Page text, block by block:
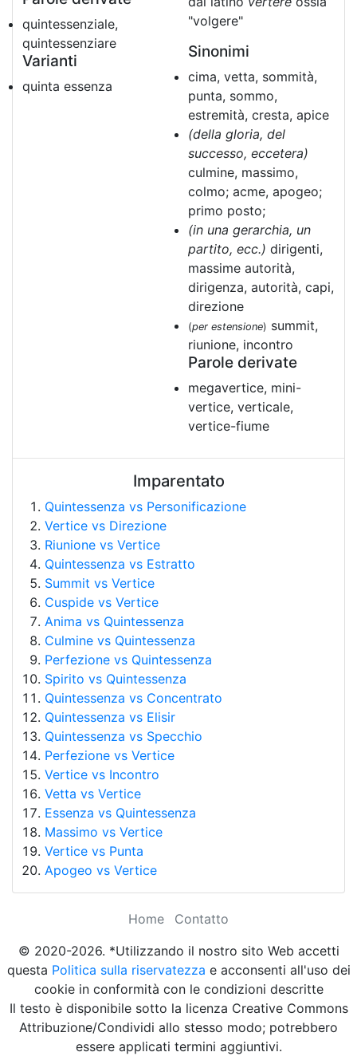
quintessenziale,
quintessenziare
Varianti
quinta essenza
"volgere"
Sinonimi
cima, vetta, sommità,
punta, sommo,
estremità, cresta, apice
(della gloria, del
successo, eccetera)
culmine, massimo,
colmo; acme, apogeo;
primo posto;
(in una gerarchia, un
partito, ecc.) dirigenti,
massime autorità,
dirigenza, autorità, capi,
direzione
(per estensione) summit,
riunione, incontro
Parole derivate
megavertice, mini-
vertice, verticale,
vertice-fiume
Imparentato
Quintessenza vs Personificazione
Vertice vs Direzione
Riunione vs Vertice
Quintessenza vs Estratto
Summit vs Vertice
Cuspide vs Vertice
Anima vs Quintessenza
Culmine vs Quintessenza
Perfezione vs Quintessenza
Spirito vs Quintessenza
Quintessenza vs Concentrato
Quintessenza vs Elisir
Quintessenza vs Specchio
Perfezione vs Vertice
Vertice vs Incontro
Vetta vs Vertice
Essenza vs Quintessenza
Massimo vs Vertice
Vertice vs Punta
Apogeo vs Vertice
Home
Contatto
© 2020-2026. *Utilizzando il nostro sito Web accetti
questa Politica sulla riservatezza e acconsenti all'uso dei
cookie in conformità con le condizioni descritte
Il testo è disponibile sotto la licenza Creative Commons
Attribuzione/Condividi allo stesso modo; potrebbero
essere applicati termini aggiuntivi.